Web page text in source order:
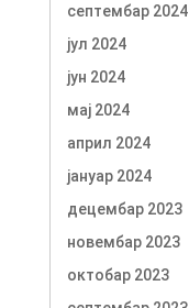
септембар 2024
јул 2024
јун 2024
мај 2024
април 2024
јануар 2024
децембар 2023
новембар 2023
октобар 2023